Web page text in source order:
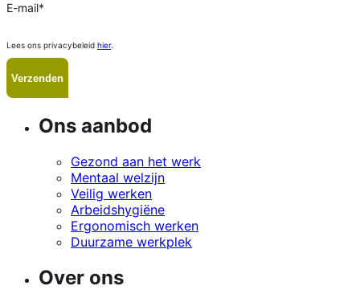
E-mail*
Lees ons privacybeleid hier.
Ons aanbod
Gezond aan het werk
Mentaal welzijn
Veilig werken
Arbeidshygiëne
Ergonomisch werken
Duurzame werkplek
Over ons